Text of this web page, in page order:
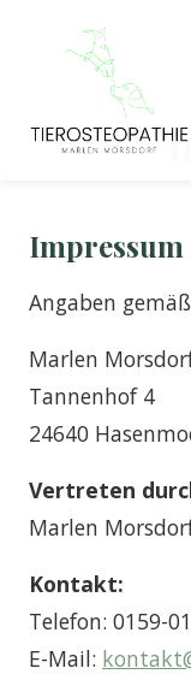
springen
Impressum
Angaben
Marlen
Tannenhof 4
24640
Vertreten
Marlen
Kontakt:
Telefon: 0159-
E-Mail: